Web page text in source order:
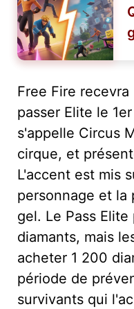
Free Fire
passer Elite le
s'appelle Circus
cirque, et
L'accent est mis
personnage et la
gel. Le Pass
diamants, mais
acheter 1 200
période de
survivants qui